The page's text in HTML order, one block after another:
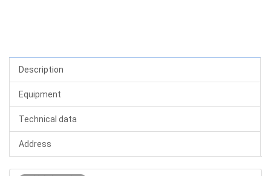
Description
Equipment
Technical data
Address